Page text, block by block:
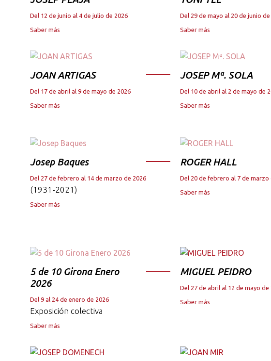
Del 12 de junio al 4 de julio de 2026
Saber más
Del 29 de mayo al 20 de junio de
Saber más
JOAN ARTIGAS
Del 17 de abril al 9 de mayo de 2026
Saber más
JOSEP Mª. SOLA
Del 10 de abril al 2 de mayo de
Saber más
Josep Baques
Del 27 de febrero al 14 de marzo de 2026
(1931-2021)
Saber más
ROGER HALL
Del 20 de febrero al 7 de marzo
Saber más
5 de 10 Girona Enero
2026
Del 9 al 24 de enero de 2026
Exposición colectiva
Saber más
MIGUEL PEIDRO
Del 27 de abril al 12 de mayo de
Saber más